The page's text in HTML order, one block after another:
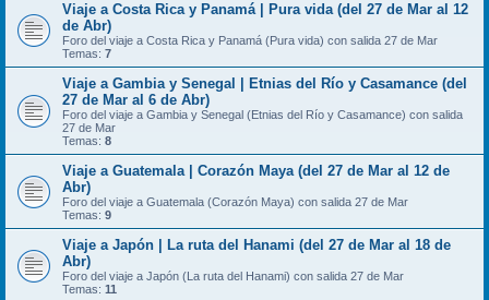
Viaje a Costa Rica y Panamá | Pura vida (del 27 de Mar al 12
de Abr)
Foro del viaje a Costa Rica y Panamá (Pura vida) con salida 27 de Mar
Temas: 7
Viaje a Gambia y Senegal | Etnias del Río y Casamance (del
27 de Mar al 6 de Abr)
Foro del viaje a Gambia y Senegal (Etnias del Río y Casamance) con salida
27 de Mar
Temas: 8
Viaje a Guatemala | Corazón Maya (del 27 de Mar al 12 de
Abr)
Foro del viaje a Guatemala (Corazón Maya) con salida 27 de Mar
Temas: 9
Viaje a Japón | La ruta del Hanami (del 27 de Mar al 18 de
Abr)
Foro del viaje a Japón (La ruta del Hanami) con salida 27 de Mar
Temas: 11